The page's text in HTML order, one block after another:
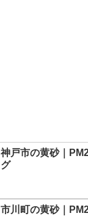
神戸市の黄砂｜
グ
市川町の黄砂｜